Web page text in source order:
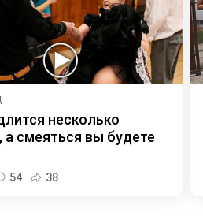
несколько
а смеяться вы будете
54 38